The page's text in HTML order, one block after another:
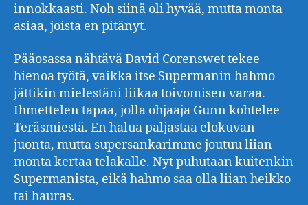
innokkaasti. Noh siinä oli hyvää, mutta monta
asiaa, joista en pitänyt.
Pääosassa nähtävä David Corenswet tekee
hienoa työtä, vaikka itse Supermanin hahmo
jättikin mielestäni liikaa toivomisen varaa.
Ihmettelen tapaa, jolla ohjaaja Gunn kohtelee
Teräsmiestä. En halua paljastaa elokuvan
juonta, mutta supersankarimme joutuu liian
monta kertaa telakalle. Nyt puhutaan kuitenkin
Supermanista, eikä hahmo saa olla liian heikko
tai hauras.